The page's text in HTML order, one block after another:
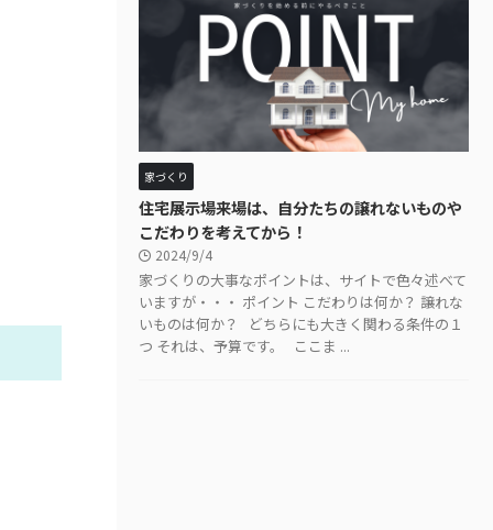
家づくり
住宅展示場来場は、自分たちの譲れないものや
こだわりを考えてから！
2024/9/4
家づくりの大事なポイントは、サイトで色々述べて
いますが・・・ ポイント こだわりは何か？ 譲れな
いものは何か？ どちらにも大きく関わる条件の１
つ それは、予算です。 ここま ...